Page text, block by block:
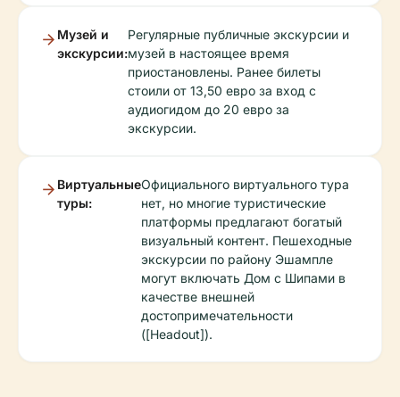
Музей и
экскурсии:
Регулярные публичные экскурсии и
музей в настоящее время
приостановлены. Ранее билеты
стоили от 13,50 евро за вход с
аудиогидом до 20 евро за
экскурсии.
Виртуальные
туры:
Официального виртуального тура
нет, но многие туристические
платформы предлагают богатый
визуальный контент. Пешеходные
экскурсии по району Эшампле
могут включать Дом с Шипами в
качестве внешней
достопримечательности
([Headout]).